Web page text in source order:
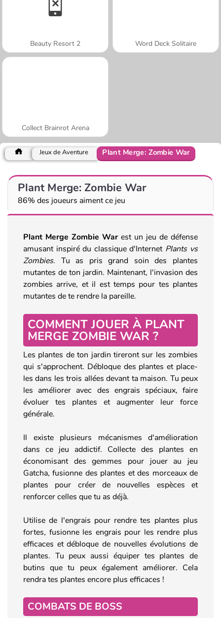
Beauty Resort 2 Word Deck Solitaire
Collect Brainrot Arena
Jeux de Aventure Plant Merge: Zombie War
Plant Merge: Zombie War
86% des joueurs aiment ce jeu
Plant Merge Zombie Warest un jeu de défense
amusant inspiré du classique d'Internet Plants vs
Zombies. Tu as pris grand soin des plantes
mutantes de ton jardin. Maintenant, l'invasion des
zombies arrive, et il est temps pour tes plantes
mutantes de te rendre la pareille.
COMMENT JOUER À PLANT
MERGE ZOMBIE WAR ?
Les plantes de ton jardin tireront sur les zombies
qui s'approchent. Débloque des plantes et place-
les dans les trois allées devant ta maison. Tu peux
les améliorer avec des engrais spéciaux, faire
évoluer tes plantes et augmenter leur force
générale.
Il existe plusieurs mécanismes d'amélioration
dans ce jeu addictif. Collecte des plantes en
économisant des gemmes pour jouer au jeu
Gatcha, fusionne des plantes et des morceaux de
plantes pour créer de nouvelles espèces et
renforcer celles que tu as déjà.
Utilise de l'engrais pour rendre tes plantes plus
fortes, fusionne les engrais pour les rendre plus
efficaces et débloque de nouvelles évolutions de
plantes. Tu peux aussi équiper tes plantes de
butins que tu peux également améliorer. Cela
rendra tes plantes encore plus efficaces !
COMBATS DE BOSS